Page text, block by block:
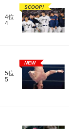
4位
4
SCOOP!
5位
5
NEW